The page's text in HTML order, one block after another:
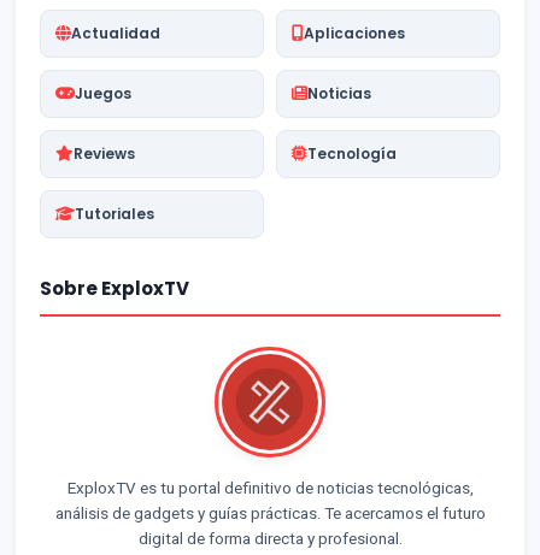
Actualidad Aplicaciones
Juegos Noticias
Reviews Tecnología
Tutoriales
Sobre ExploxTV
ExploxTV es tu portal definitivo de noticias tecnológicas,
análisis de gadgets y guías prácticas. Te acercamos el futuro
digital de forma directa y profesional.